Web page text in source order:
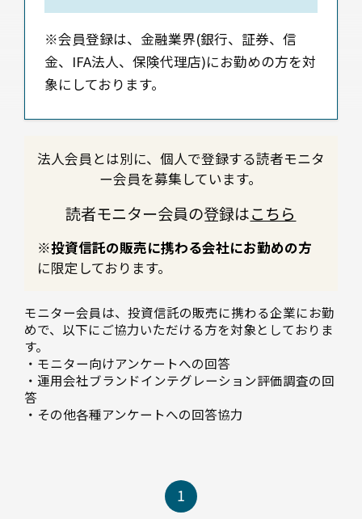
※会員登録は、金融業界(銀行、証券、信
金、IFA法人、保険代理店)にお勤めの方を対
象にしております。
法人会員とは別に、個人で登録する読者モニタ
ー会員を募集しています。
読者モニター会員の登録はこちら
※投資信託の販売に携わる会社にお勤めの方
に限定しております。
モニター会員は、投資信託の販売に携わる企業にお勤
めで、以下にご協力いただける方を対象としておりま
す。
・モニター向けアンケートへの回答
・運用会社ブランドインテグレーション評価調査の回
答
・その他各種アンケートへの回答協力
1